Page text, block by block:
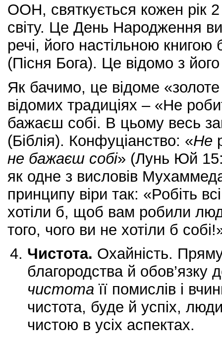
ООН, святкується кожен рік 2
світу. Це День Народження
речі, його настільною книгою
(Пісня Бога). Це відомо з його
Як бачимо, це відоме
відомих традиціях – «Не
бажаєш собі. В цьому весь
(Біблія). Конфуціанство: «Не
не бажаєш собі» (Лунь Юй
як одне з висловів
принципу віри так: «Робіть
хотіли б, щоб вам робили
того, чого ви не хотіли б
Чистота. Охайність.
благородства й обов’язку
чистота її помислів і
чистота, буде й успіх,
чистою в усіх аспектах.